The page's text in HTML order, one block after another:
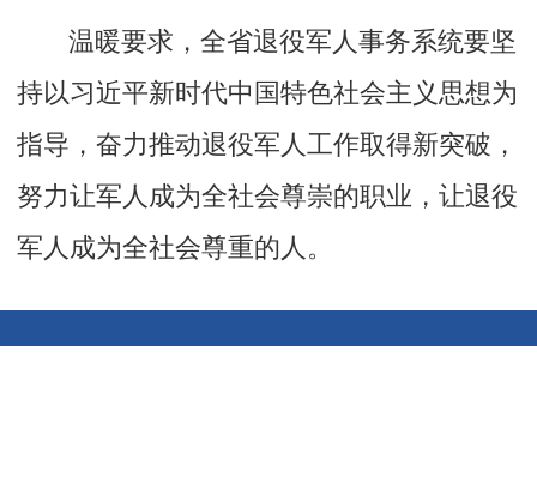
温暖要求，全省退役军人事务系统要坚
持以习近平新时代中国特色社会主义思想为
指导，奋力推动退役军人工作取得新突破，
努力让军人成为全社会尊崇的职业，让退役
军人成为全社会尊重的人。